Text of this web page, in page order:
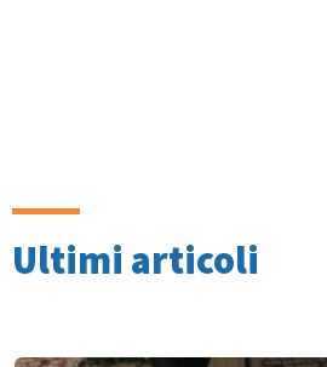
Ultimi articoli